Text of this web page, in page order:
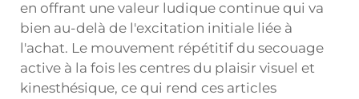
en offrant une valeur ludique continue qui va
bien au-delà de l'excitation initiale liée à
l'achat. Le mouvement répétitif du secouage
active à la fois les centres du plaisir visuel et
kinesthésique, ce qui rend ces articles